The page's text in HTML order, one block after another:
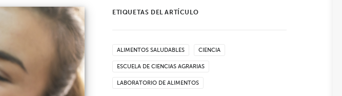
ETIQUETAS DEL ARTÍCULO
ALIMENTOS SALUDABLES CIENCIA
ESCUELA DE CIENCIAS AGRARIAS
LABORATORIO DE ALIMENTOS